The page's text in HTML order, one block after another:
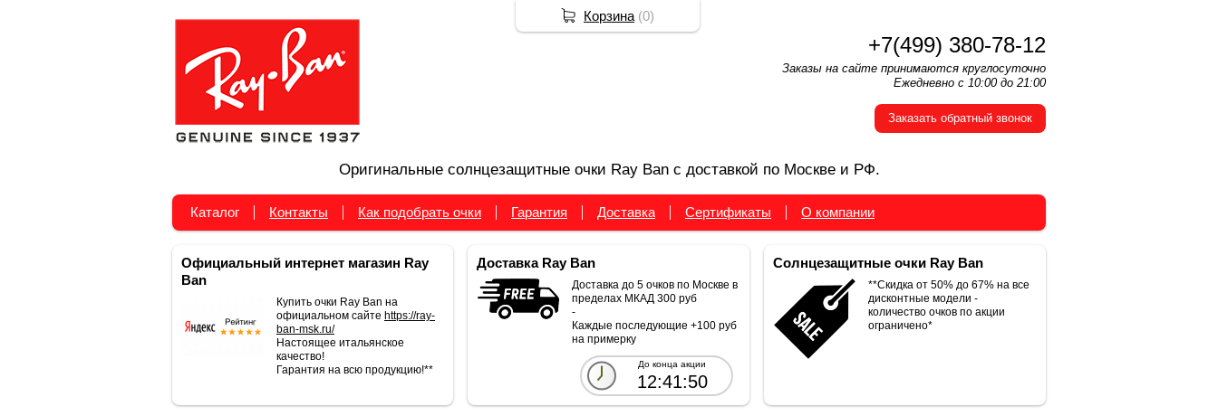
+7(499) 380-78-12
Заказы на сайте принимаются круглосуточно
Ежедневно с 10:00 до 21:00
Заказать обратный звонок
Оригинальные солнцезащитные очки Ray Ban с доставкой по Москве и РФ.
Каталог Контакты Как подобрать очки Гарантия Доставка Сертификаты О компании
Официальный интернет магазин Ray
Ban
Купить очки Ray Ban на
официальном сайте https://ray-
ban-msk.ru/
Настоящее итальянское
качество!
Гарантия на всю продукцию!**
Доставка Ray Ban
Доставка до 5 очков по Москве в
пределах МКАД 300 руб
-
Каждые последующие +100 руб
на примерку
До конца акции
12:41:49
Солнцезащитные очки Ray Ban
**Скидка от 50% до 67% на все
дисконтные модели -
количество очков по акции
ограничено*
Корзина (0)